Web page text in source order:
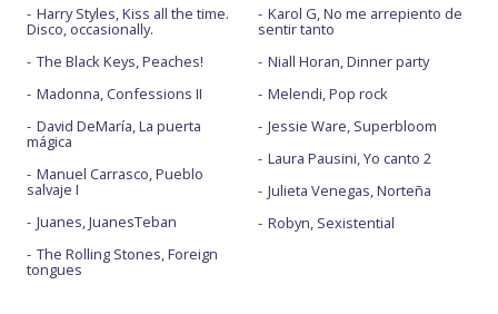
Harry Styles, Kiss all the time.
Disco, occasionally.
The Black Keys, Peaches!
Madonna, Confessions II
David DeMaría, La puerta
mágica
Manuel Carrasco, Pueblo
salvaje I
Juanes, JuanesTeban
The Rolling Stones, Foreign
tongues
Karol G, No me arrepiento de
sentir tanto
Niall Horan, Dinner party
Melendi, Pop rock
Jessie Ware, Superbloom
Laura Pausini, Yo canto 2
Julieta Venegas, Norteña
Robyn, Sexistential